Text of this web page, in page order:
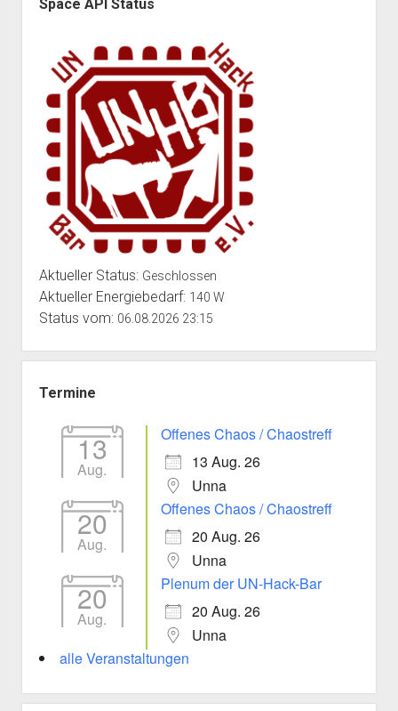
Space API Status
Aktueller Status: Geschlossen
Aktueller Energiebedarf: 140 W
Status vom: 06.08.2026 23:15
Termine
13
Aug.
Offenes Chaos / Chaostreff
13 Aug. 26
Unna
20
Aug.
Offenes Chaos / Chaostreff
20 Aug. 26
Unna
20
Aug.
Plenum der UN-Hack-Bar
20 Aug. 26
Unna
alle Veranstaltungen